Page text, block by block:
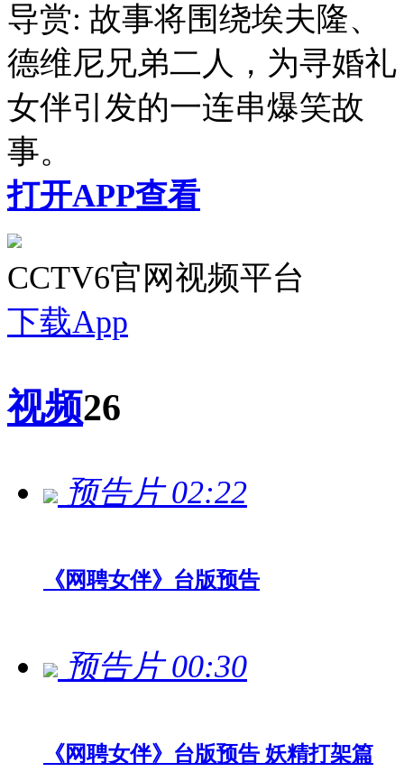
导赏: 故事将围绕埃夫隆、
德维尼兄弟二人，为寻婚礼
女伴引发的一连串爆笑故
事。
打开APP查看
CCTV6官网视频平台
下载App
视频26
预告片 02:22
《网聘女伴》台版预告
预告片 00:30
《网聘女伴》台版预告 妖精打架篇